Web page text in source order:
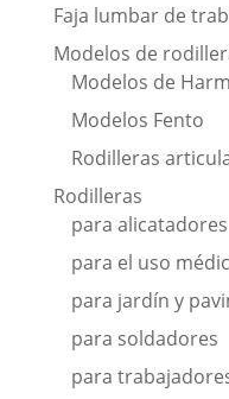
Faja lumbar de
Modelos de
Modelos de
Modelos Fento
Rodilleras
Rodilleras
para alicatadores
para el uso
para jardín y
para soldadores
para